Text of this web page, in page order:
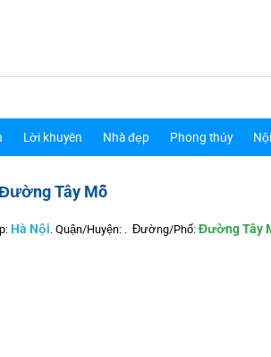
Lời khuyên Nhà đẹp Phong thủy
Tây Mỗ
Hà Nội.Quận/Huyện: . Đường/Phố:Đường Tây